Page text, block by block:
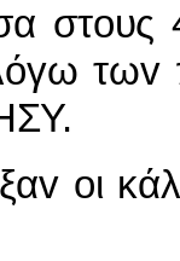
στoυς
τωv
v oι